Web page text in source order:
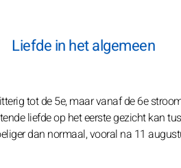
Liefde in het algemeen
tot de 5e, maar vanaf de 6e
liefde op het eerste gezicht kan
dan normaal, vooral na 11